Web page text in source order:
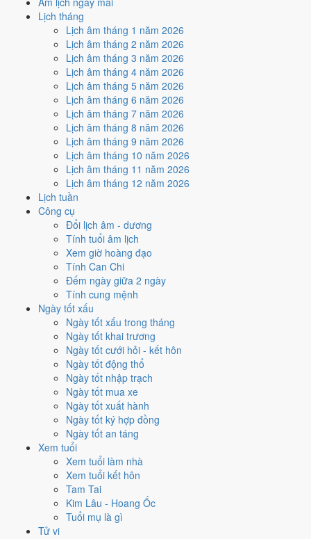
Lịch tháng
Lịch âm tháng 1 năm 2026
Lịch âm tháng 2 năm 2026
Lịch âm tháng 3 năm 2026
Lịch âm tháng 4 năm 2026
Lịch âm tháng 5 năm 2026
Lịch âm tháng 6 năm 2026
Lịch âm tháng 7 năm 2026
Lịch âm tháng 8 năm 2026
Lịch âm tháng 9 năm 2026
Lịch âm tháng 10 năm 2026
Lịch âm tháng 11 năm 2026
Lịch âm tháng 12 năm 2026
Lịch tuần
Công cụ
Đổi lịch âm - dương
Tính tuổi âm lịch
Xem giờ hoàng đạo
Tính Can Chi
Đếm ngày giữa 2 ngày
Tính cung mệnh
Ngày tốt xấu
Ngày tốt xấu trong tháng
Ngày tốt khai trương
Ngày tốt cưới hỏi - kết hôn
Ngày tốt động thổ
Ngày tốt nhập trạch
Ngày tốt mua xe
Ngày tốt xuất hành
Ngày tốt ký hợp đồng
Ngày tốt an táng
Xem tuổi
Xem tuổi làm nhà
Xem tuổi kết hôn
Tam Tai
Kim Lâu - Hoang Ốc
Tuổi mụ là gì
Tử vi
Hoàng Đạo.
Cách tính ngày tốt
Nhập trạch - vào nhà mới
Tốt
Nhập trạch - vào nhà mới hôm nay ở
Ngày Hoàng Đạo.
Cách tính ngày tốt
Mua xe - tậu xe
Tốt
Mua xe - tậu xe hôm nay ởmức tốt (6/10)
Hoàng Đạo.
Cách tính ngày tốt
✈️
Xuất hành - đi xa
6 /10Tốt
Xuất hành - đi xa hôm nay ở
Hoàng Đạo.
Cách tính ngày tốt
Tìm hiểu cách chấm:Trực Chấp nghĩa là gì
phân biệt Hoàng Đạo - Hắc Đạo
Điểm số tổng hợp từ Trực, Sao 28 Tú và Hoàng Đạo - Hắc Đạo.
sánh cả tháng
Nếu ngày 24/11/2024 không hợp
việc của bạn thì sao?
Ngày 24/11 tốt tổng thể nhưng không phải việc nào cũng thuận. Hai
việc bị chấm thấp nhất hôm nay làkết bạn (5/10) và trồng cây
2 cách hạ rủi romà vẫn giữ được lịch của bạn.
Không cần dời ngày vì 30 ngày quanh 24/11/2024 không có ngày nào
điểm cao hơn 6.0/10của hôm nay. Việc
nên có thể đẩy sớm ngay trong ngày.
Coi việc vào giờ Hoàng Đạo trong chính ngày này.
Thìn (07h-09h)rơi đúng giờ hành chính nên dễ sắp xếp nhất
cho việc buộc phải làm đúng ngày 24/11/2024. Bảng đủ 6 giờ